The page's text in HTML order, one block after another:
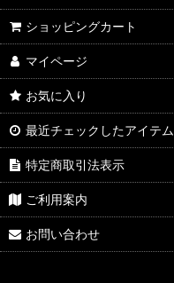
ショッピングカート
マイページ
お気に入り
最近チェックしたアイテム
特定商取引法表示
ご利用案内
お問い合わせ